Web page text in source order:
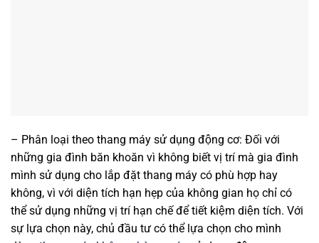
– Phân loại theo thang máy sử dụng động cơ: Đối với
những gia đình băn khoăn vì không biết vị trí mà gia đình
mình sử dụng cho lắp đặt thang máy có phù hợp hay
không, vì với diện tích hạn hẹp của không gian họ chỉ có
thể sử dụng những vị trí hạn chế để tiết kiệm diện tích. Với
sự lựa chọn này, chủ đầu tư có thể lựa chọn cho mình